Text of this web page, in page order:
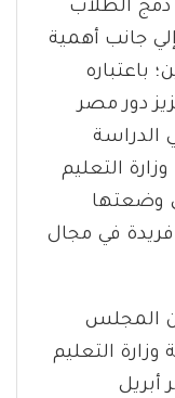
دمج الطلاب
جانب أهمية
باعتباره
دور مصر
الدراسة
التعليم
وضعتها
في مجال
أن المجلس
التعليم
أبريل